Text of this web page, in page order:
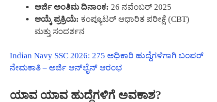
ಅರ್ಜಿ ಅಂತಿಮ ದಿನಾಂಕ: 26 ನವೆಂಬರ್ 2025
ಆಯ್ಕೆ ಪ್ರಕ್ರಿಯೆ: ಕಂಪ್ಯೂಟರ್ ಆಧಾರಿತ ಪರೀಕ್ಷೆ (CBT)
ಮತ್ತು ಸಂದರ್ಶನ
Indian Navy SSC 2026: 275 ಅಧಿಕಾರಿ ಹುದ್ದೆಗಳಿಗಾಗಿ ಬಂಪರ್
ನೇಮಕಾತಿ – ಅರ್ಜಿ ಆನ್‌ಲೈನ್ ಆರಂಭ
ಯಾವ ಯಾವ ಹುದ್ದೆಗಳಿಗೆ ಅವಕಾಶ?